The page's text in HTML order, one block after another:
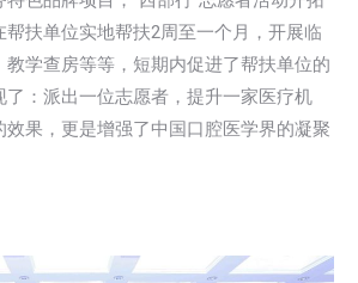
扶单位实地帮扶2周至一个月，开展临
教学查房等等，短期内促进了帮扶单位的
了：派出一位志愿者，提升一家医疗机
果，更是增强了中国口腔医学界的凝聚